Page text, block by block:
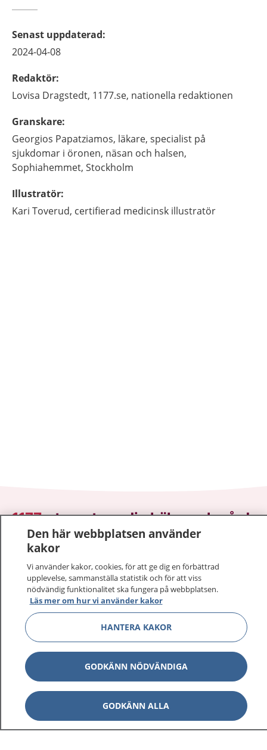
Senast uppdaterad:
2024-04-08
Redaktör:
Lovisa Dragstedt, 1177.se, nationella redaktionen
Granskare:
Georgios Papatziamos, läkare, specialist på
sjukdomar i öronen, näsan och halsen,
Sophiahemmet, Stockholm
Illustratör:
Kari Toverud, certifierad medicinsk illustratör
1177–tryggt om din hälsa och vård
På 1177.se får du råd om hälsa och information om
sjukdomar och vilka mottagningar du kan kontakta.
Logga in för att läsa din journal och göra dina
vårdärenden. Ring telefonnummer 1177 för
sjukvårdsrådgivning dygnet runt.
1177 ger dig råd när du vill må bättre.
1177 på flera språk Visa
Om 1177
Den här webbplatsen använder
kakor
Vi använder kakor, cookies, för att ge dig en förbättrad
upplevelse, sammanställa statistik och för att viss
nödvändig funktionalitet ska fungera på webbplatsen.
Läs mer om hur vi använder kakor
HANTERA KAKOR
GODKÄNN NÖDVÄNDIGA
GODKÄNN ALLA